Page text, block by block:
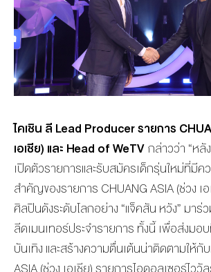
ไคเชิน ลี Lead Producer รายการ
เอเชีย) และ Head of WeTVกล่าวว่า “หลั
เปิดตัวรายการและรับสมัครเด็กรุ่นใหม่ที่มีค
สำคัญของรายการ CHUANG ASIA (ช่วง เ
ศิลปินดังระดับโลกอย่าง “แจ็คสัน หวัง” มาร่
ลีดเมนเทอร์ประจำรายการ ทั้งนี้ เพื่อส่งมอ
บันเทิง และสร้างความตื่นเต้นน่าติดตามให้กั